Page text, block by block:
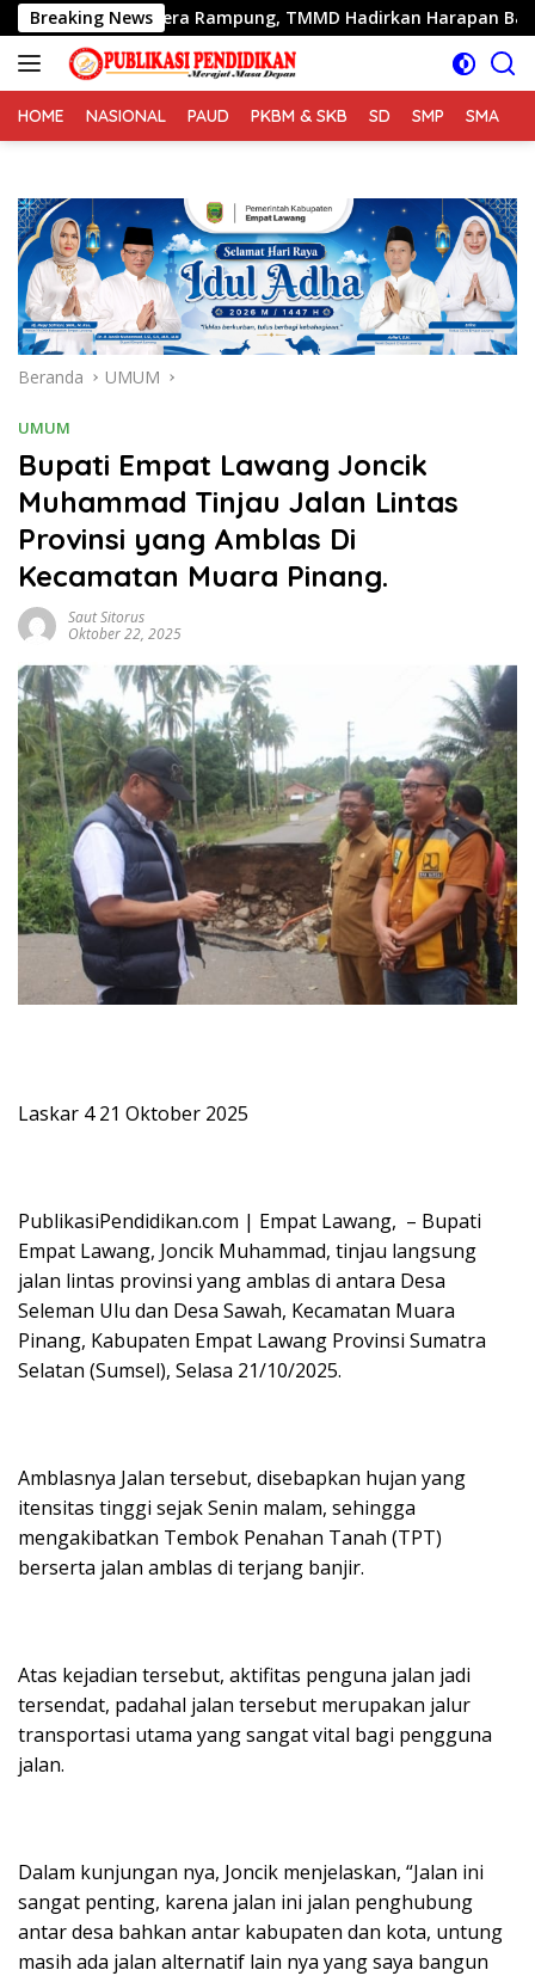
Langsung
ke
konten
Breaking News
Segera Rampung, TMMD Hadirkan Harapan Baru Bagi
HOME NASIONAL PAUD PKBM & SKB SD SMP SMA
Beranda UMUM
UMUM
Bupati Empat Lawang Joncik
Muhammad Tinjau Jalan Lintas
Provinsi yang Amblas Di
Kecamatan Muara Pinang.
Saut Sitorus
Oktober 22, 2025
Laskar 4 21 Oktober 2025
PublikasiPendidikan.com | Empat Lawang, – Bupati
Empat Lawang, Joncik Muhammad, tinjau langsung
jalan lintas provinsi yang amblas di antara Desa
Seleman Ulu dan Desa Sawah, Kecamatan Muara
Pinang, Kabupaten Empat Lawang Provinsi Sumatra
Selatan (Sumsel), Selasa 21/10/2025.
Amblasnya Jalan tersebut, disebapkan hujan yang
itensitas tinggi sejak Senin malam, sehingga
mengakibatkan Tembok Penahan Tanah (TPT)
berserta jalan amblas di terjang banjir.
Atas kejadian tersebut, aktifitas penguna jalan jadi
tersendat, padahal jalan tersebut merupakan jalur
transportasi utama yang sangat vital bagi pengguna
jalan.
Dalam kunjungan nya, Joncik menjelaskan, “Jalan ini
sangat penting, karena jalan ini jalan penghubung
antar desa bahkan antar kabupaten dan kota, untung
masih ada jalan alternatif lain nya yang saya bangun